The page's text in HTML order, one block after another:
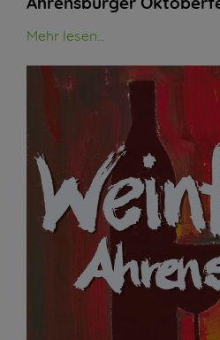
Ahrensburger
Mehr lesen...